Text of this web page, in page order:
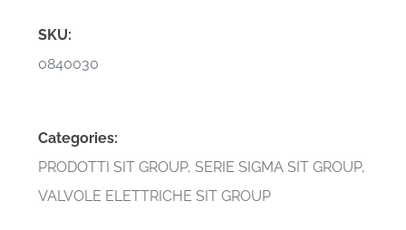
SKU:
0840030
Categories:
PRODOTTI SIT GROUP,SERIE SIGMA SIT GROUP,
VALVOLE ELETTRICHE SIT GROUP